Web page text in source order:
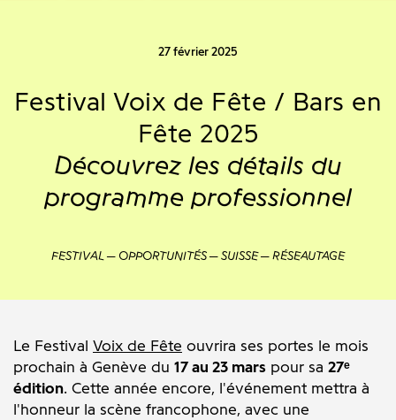
27 février 2025
Festival Voix de Fête / Bars en
Fête 2025
Découvrez les détails du
programme professionnel
FESTIVAL OPPORTUNITÉS SUISSE RÉSEAUTAGE
Le Festival Voix de Fête ouvrira ses portes le mois
prochain à Genève du 17 au 23 mars pour sa 27ᵉ
édition. Cette année encore, l'événement mettra à
l'honneur la scène francophone, avec une